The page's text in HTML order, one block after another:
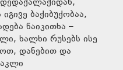
ბაქიბუქობაა,
წაიკითხა –
ხალხი რუსებს ისე
დანებით და